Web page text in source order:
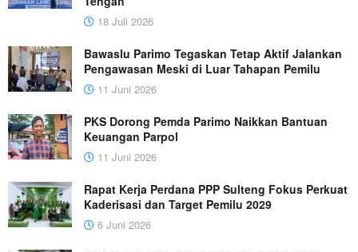
18 Juli 2026
Bawaslu Parimo Tegaskan Tetap Aktif Jalankan
Pengawasan Meski di Luar Tahapan Pemilu
11 Juni 2026
PKS Dorong Pemda Parimo Naikkan Bantuan
Keuangan Parpol
11 Juni 2026
Rapat Kerja Perdana PPP Sulteng Fokus Perkuat
Kaderisasi dan Target Pemilu 2029
6 Juni 2026